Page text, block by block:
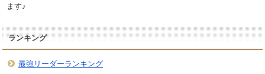
ます♪
ランキング
最強リーダーランキング